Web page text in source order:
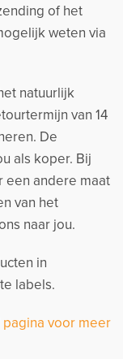
of het
weten via
natuurlijk
van 14
De
als koper. Bij
een andere maat
van het
naar jou.
in
labels.
pagina voor meer